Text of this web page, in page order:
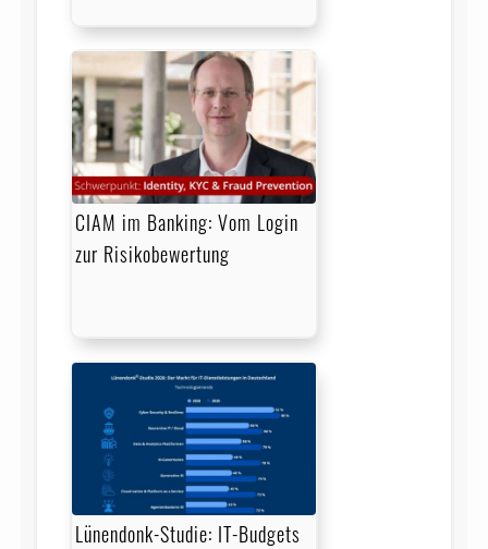
CIAM im Banking: Vom Login
zur Risikobewertung
Lünendonk-Studie: IT-Budgets